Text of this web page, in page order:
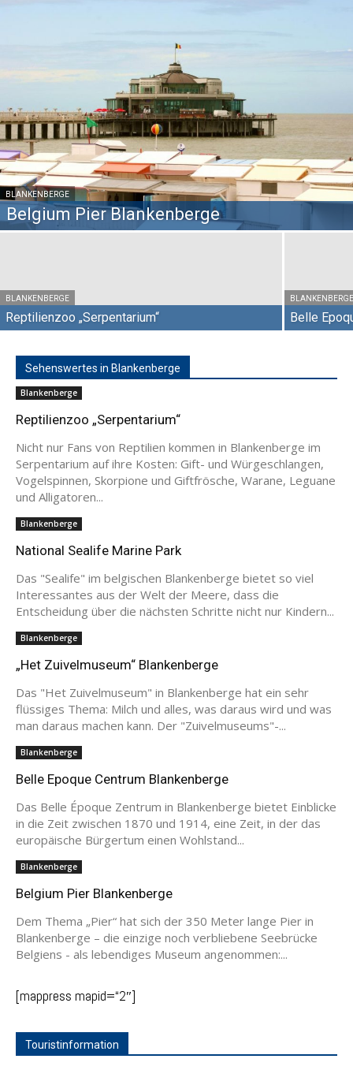
BLANKENBERGE
Belgium Pier Blankenberge
BLANKENBERGE
Reptilienzoo „Serpentarium“ Belle
Sehenswertes in Blankenberge
Blankenberge
Reptilienzoo „Serpentarium“
Nicht nur Fans von Reptilien kommen in Blankenberge im
Serpentarium auf ihre Kosten: Gift- und Würgeschlangen,
Vogelspinnen, Skorpione und Giftfrösche, Warane, Leguane
und Alligatoren...
Blankenberge
National Sealife Marine Park
Das "Sealife" im belgischen Blankenberge bietet so viel
Interessantes aus der Welt der Meere, dass die
Entscheidung über die nächsten Schritte nicht nur Kindern...
Blankenberge
„Het Zuivelmuseum“ Blankenberge
Das "Het Zuivelmuseum" in Blankenberge hat ein sehr
flüssiges Thema: Milch und alles, was daraus wird und was
man daraus machen kann. Der "Zuivelmuseums"-...
Blankenberge
Belle Epoque Centrum Blankenberge
Das Belle Époque Zentrum in Blankenberge bietet Einblicke
in die Zeit zwischen 1870 und 1914, eine Zeit, in der das
europäische Bürgertum einen Wohlstand...
Blankenberge
Belgium Pier Blankenberge
Dem Thema „Pier“ hat sich der 350 Meter lange Pier in
Blankenberge – die einzige noch verbliebene Seebrücke
Belgiens - als lebendiges Museum angenommen:...
[mappress mapid=“2″]
Touristinformation